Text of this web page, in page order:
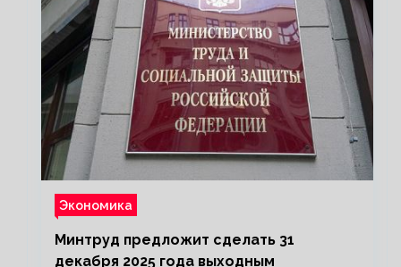
Экономика
Минтруд предложит сделать 31
декабря 2025 года выходным